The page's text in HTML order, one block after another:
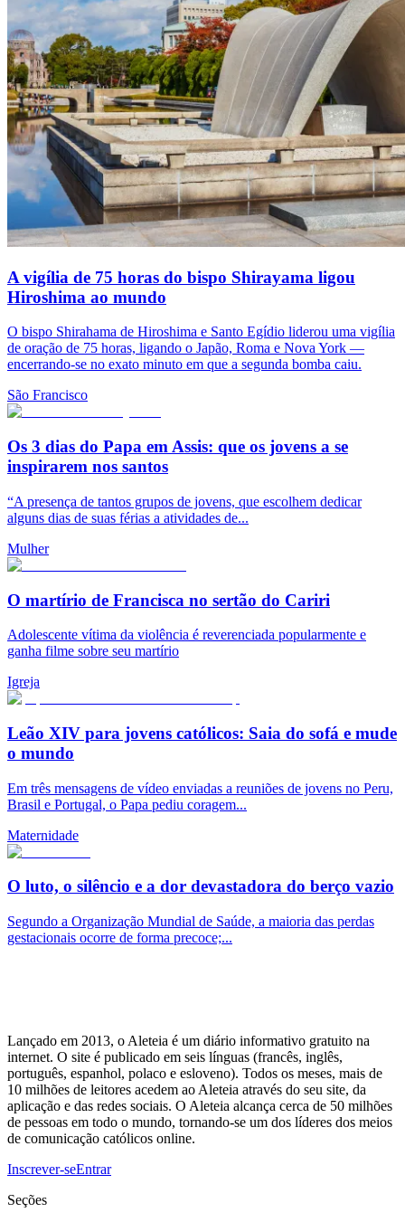
A vigília de 75 horas do bispo Shirayama ligou
Hiroshima ao mundo
O bispo Shirahama de Hiroshima e Santo Egídio liderou uma vigília
de oração de 75 horas, ligando o Japão, Roma e Nova York —
encerrando-se no exato minuto em que a segunda bomba caiu.
São Francisco
Os 3 dias do Papa em Assis: que os jovens a se
inspirarem nos santos
“A presença de tantos grupos de jovens, que escolhem dedicar
alguns dias de suas férias a atividades de...
Mulher
O martírio de Francisca no sertão do Cariri
Adolescente vítima da violência é reverenciada popularmente e
ganha filme sobre seu martírio
Igreja
Leão XIV para jovens católicos: Saia do sofá e mude
o mundo
Em três mensagens de vídeo enviadas a reuniões de jovens no Peru,
Brasil e Portugal, o Papa pediu coragem...
Maternidade
O luto, o silêncio e a dor devastadora do berço vazio
Segundo a Organização Mundial de Saúde, a maioria das perdas
gestacionais ocorre de forma precoce;...
Lançado em 2013, o Aleteia é um diário informativo gratuito na
internet. O site é publicado em seis línguas (francês, inglês,
português, espanhol, polaco e esloveno). Todos os meses, mais de
10 milhões de leitores acedem ao Aleteia através do seu site, da
aplicação e das redes sociais. O Aleteia alcança cerca de 50 milhões
de pessoas em todo o mundo, tornando-se um dos líderes dos meios
de comunicação católicos online.
Inscrever-seEntrar
Seções